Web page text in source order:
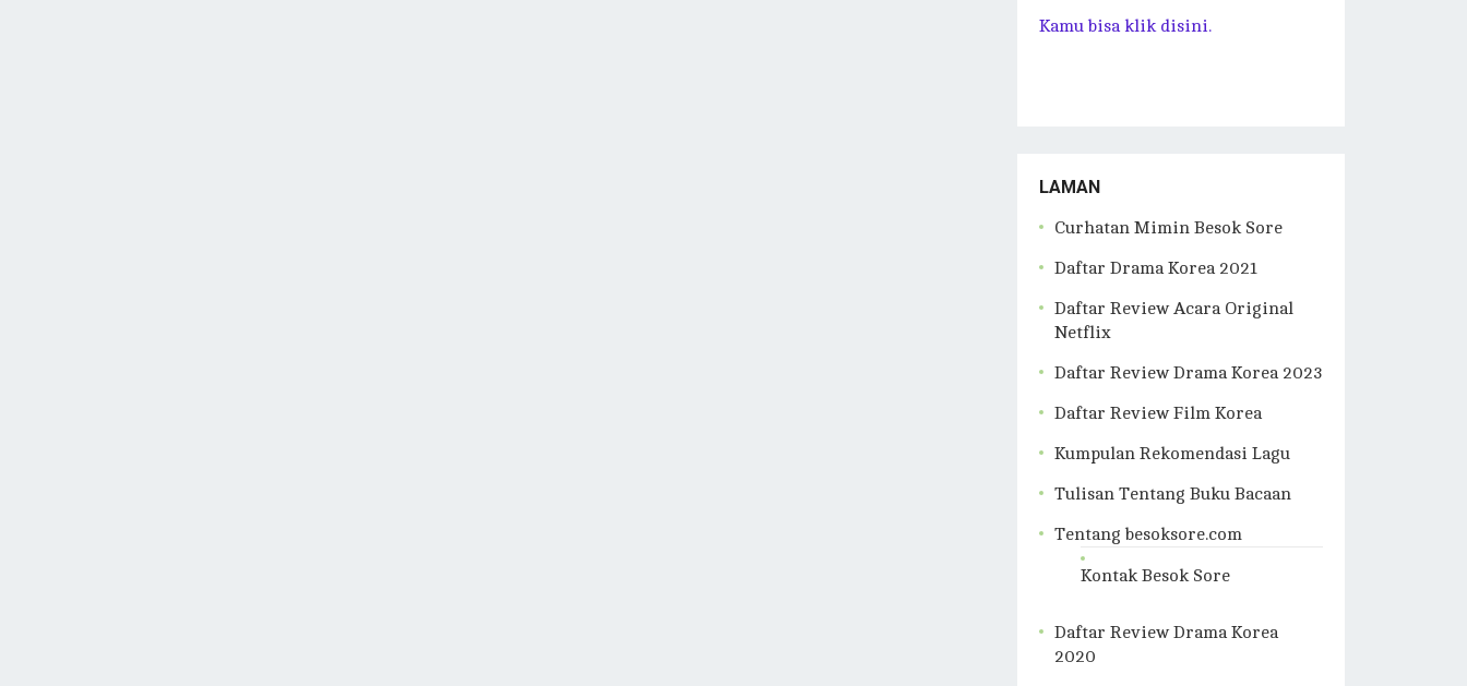
Kamu bisa klik disini.
LAMAN
Curhatan Mimin Besok Sore
Daftar Drama Korea 2021
Daftar Review Acara Original
Netflix
Daftar Review Drama Korea 2023
Daftar Review Film Korea
Kumpulan Rekomendasi Lagu
Tulisan Tentang Buku Bacaan
Tentang besoksore.com
Kontak Besok Sore
Daftar Review Drama Korea
2020